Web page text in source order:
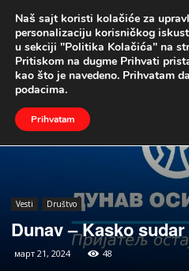
Naslovna Vesti Društvo
Vesti Društvo
Dunav – Kasko
март 21, 2024 48
Naš sajt koristi kolačiće za
personalizaciju korisničkog
u sekciji "Politika Kolačića" na
Pritiskom na dugme Prihvati
kao što je navedeno. Prihvatam
podacima.
Prihvatam